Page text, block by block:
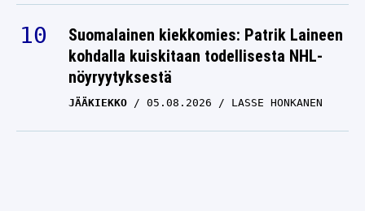
Suomalainen kiekkomies: Patrik Laineen
kohdalla kuiskitaan todellisesta NHL-
nöyryytyksestä
JÄÄKIEKKO 05.08.2026 LASSE HONKANEN